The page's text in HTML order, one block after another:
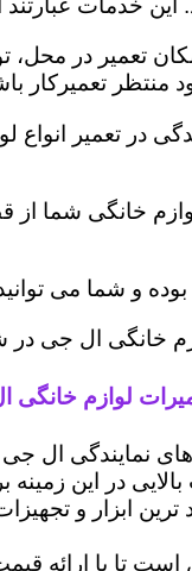
خدمات عبارتند
تعمیر در
منتظر تعمیرکار
در تعمیر
خانگی شما
و شما می توانید
خانگی ال جی در
لوازم خانگی
نمایندگی ال جی
در این زمینه
ترین ابزار و
تا با ارائه